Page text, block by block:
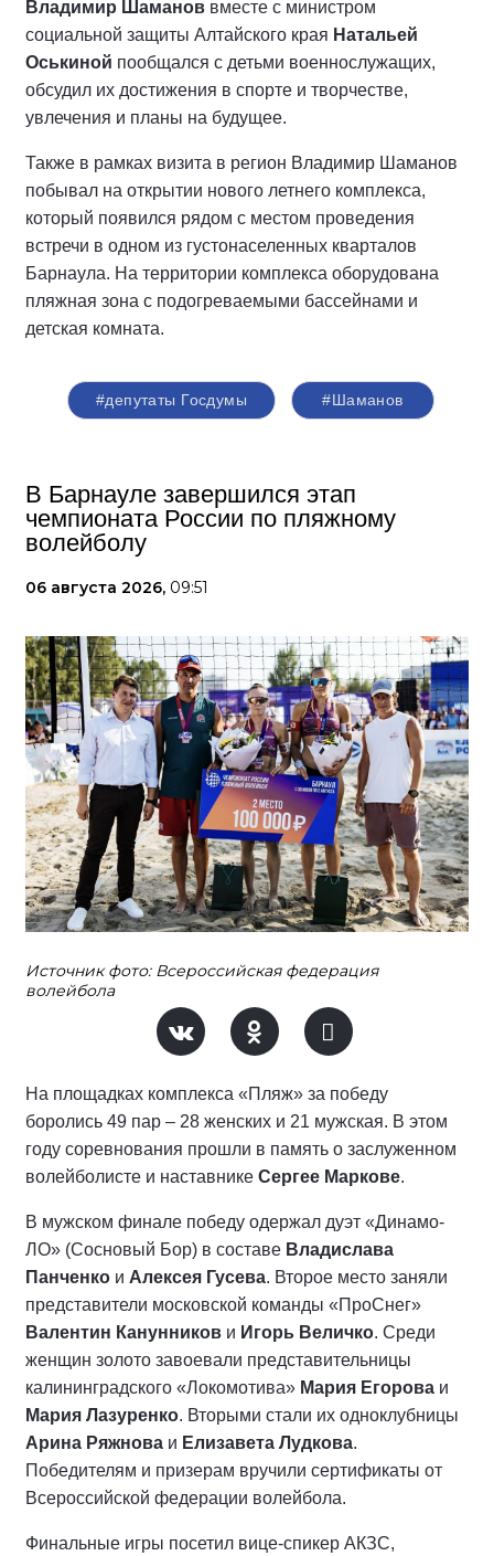
Владимир Шаманов вместе с министром
социальной защиты Алтайского края Натальей
Оськиной пообщался с детьми военнослужащих,
обсудил их достижения в спорте и творчестве,
увлечения и планы на будущее.
Также в рамках визита в регион Владимир Шаманов
побывал на открытии нового летнего комплекса,
который появился рядом с местом проведения
встречи в одном из густонаселенных кварталов
Барнаула. На территории комплекса оборудована
пляжная зона с подогреваемыми бассейнами и
детская комната.
#депутаты Госдумы #Шаманов
В Барнауле завершился этап
чемпионата России по пляжному
волейболу
06 августа 2026, 09:51
Источник фото: Всероссийская федерация
волейбола
На площадках комплекса «Пляж» за победу
боролись 49 пар – 28 женских и 21 мужская. В этом
году соревнования прошли в память о заслуженном
волейболисте и наставнике Сергее Маркове.
В мужском финале победу одержал дуэт «Динамо-
ЛО» (Сосновый Бор) в составе Владислава
Панченко и Алексея Гусева. Второе место заняли
представители московской команды «ПроСнег»
Валентин Канунников и Игорь Величко. Среди
женщин золото завоевали представительницы
калининградского «Локомотива» Мария Егорова и
Мария Лазуренко. Вторыми стали их одноклубницы
Арина Ряжнова и Елизавета Лудкова.
Победителям и призерам вручили сертификаты от
Всероссийской федерации волейбола.
Финальные игры посетил вице-спикер АКЗС,